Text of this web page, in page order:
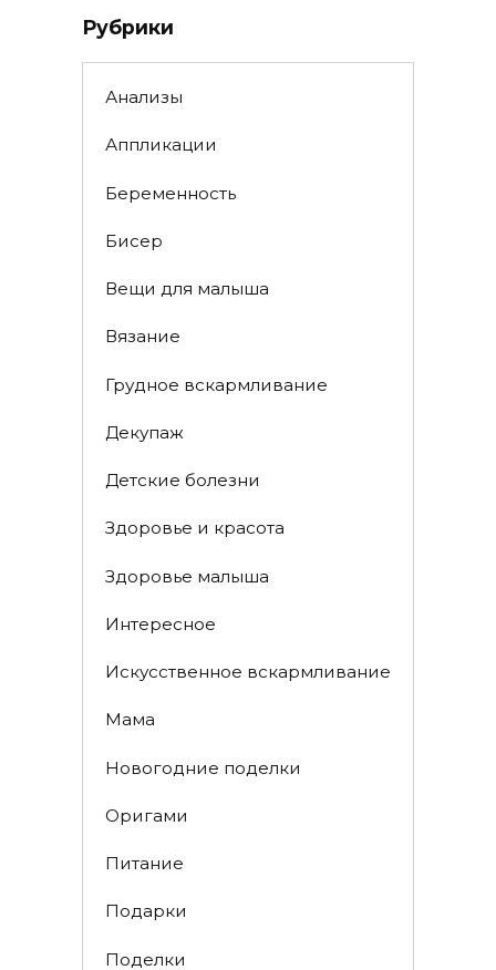
Рубрики
Анализы
Аппликации
Беременность
Бисер
Вещи для малыша
Вязание
Грудное вскармливание
Декупаж
Детские болезни
Здоровье и красота
Здоровье малыша
Интересное
Искусственное вскармливание
Мама
Новогодние поделки
Оригами
Питание
Подарки
Поделки